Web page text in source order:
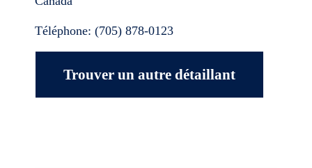
Téléphone: (705) 878-0123
Trouver un autre détaillant